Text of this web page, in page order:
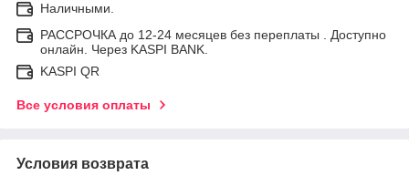
Наличными.
РАССРОЧКА до 12-24 месяцев без переплаты . Доступно
онлайн. Через KASPI BANK.
KASPI QR
Все условия оплаты
Условия возврата